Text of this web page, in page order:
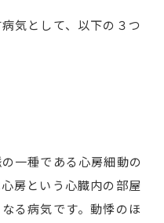
気として、以下の３つ
一種である心房細動の
房という心臓内の部屋
る病気です。動悸のほ